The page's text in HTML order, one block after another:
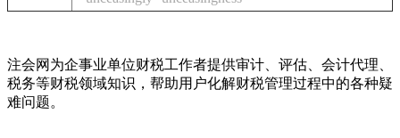
注会网为企事业单位财税工作者提供审计、评估、会计代理、
税务等财税领域知识，帮助用户化解财税管理过程中的各种疑
难问题。